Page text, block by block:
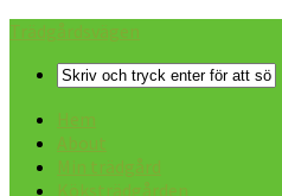
Trädgårdsvägen
Hem
About
Min trädgård
Köksträdgården